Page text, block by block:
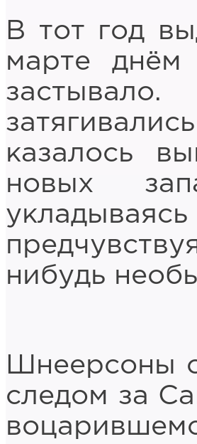
В тот год
марте
казалось
новых
нибудь
Шнеерсоны
следом за